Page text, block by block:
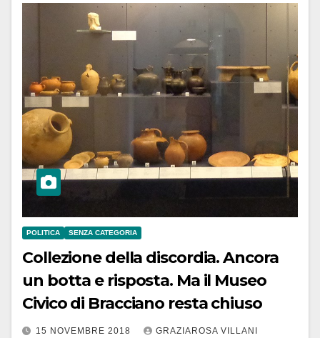
POLITICA SENZA CATEGORIA
Collezione della discordia. Ancora
un botta e risposta. Ma il Museo
Civico di Bracciano resta chiuso
15 NOVEMBRE 2018 GRAZIAROSA VILLANI